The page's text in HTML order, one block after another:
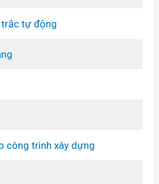
trắc tự động
công trình xây dựng